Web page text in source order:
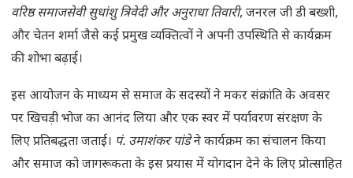
वरिष्ठ समाजसेवी सुधांशु त्रिवेदी और अनुराधा तिवारी, जनरल जी डी बख्शी,
और चेतन शर्मा जैसे कई प्रमुख व्यक्तित्वों ने अपनी उपस्थिति से कार्यक्रम
की शोभा बढ़ाई।
इस आयोजन के माध्यम से समाज के सदस्यों ने मकर संक्रांति के अवसर
पर खिचड़ी भोज का आनंद लिया और एक स्वर में पर्यावरण संरक्षण के
लिए प्रतिबद्धता जताई। पं. उमाशंकर पांडेने कार्यक्रम का संचालन किया
और समाज को जागरूकता के इस प्रयास में योगदान देने के लिए प्रोत्साहित